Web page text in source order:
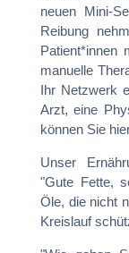
neuen Mini-
Reibung
Patient*innen
manuelle
Ihr Netzwerk
Arzt, eine
können Sie
Unser
"Gute Fette,
Öle, die nicht
Kreislauf